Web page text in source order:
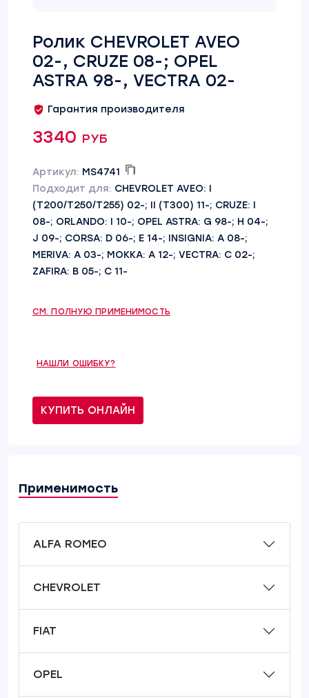
Ролик CHEVROLET AVEO
02-, CRUZE 08-; OPEL
ASTRA 98-, VECTRA 02-
Гарантия производителя
3340 руб
Артикул: MS4741
Подходит для: CHEVROLET AVEO: I
(T200/T250/T255) 02-; II (T300) 11-; CRUZE: I
08-; ORLANDO: I 10-; OPEL ASTRA: G 98-; H 04-;
J 09-; CORSA: D 06-; E 14-; INSIGNIA: A 08-;
MERIVA: A 03-; MOKKA: A 12-; VECTRA: C 02-;
ZAFIRA: B 05-; C 11-
СМ. ПОЛНУЮ ПРИМЕНИМОСТЬ
НАШЛИ ОШИБКУ?
КУПИТЬ ОНЛАЙН
Применимость
ALFA ROMEO
CHEVROLET
FIAT
OPEL